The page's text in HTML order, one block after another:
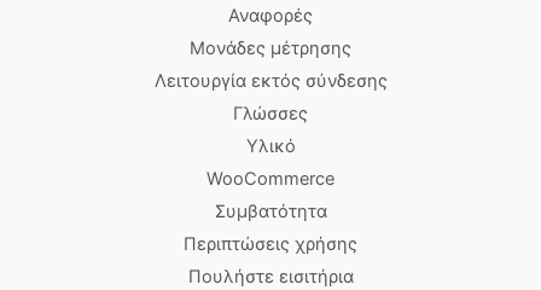
Αναφορές
Μονάδες μέτρησης
Λειτουργία εκτός σύνδεσης
Γλώσσες
Υλικό
WooCommerce
Συμβατότητα
Περιπτώσεις χρήσης
Πουλήστε εισιτήρια